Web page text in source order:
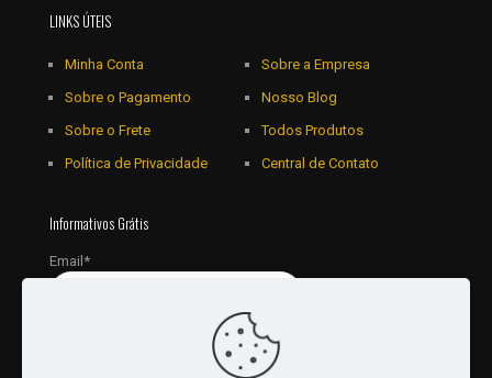
LINKS ÚTEIS
Minha Conta
Sobre o Pagamento
Sobre o Frete
Política de Privacidade
Sobre a Empresa
Nosso Blog
Todos Produtos
Central de Contato
Informativos Grátis
Email*